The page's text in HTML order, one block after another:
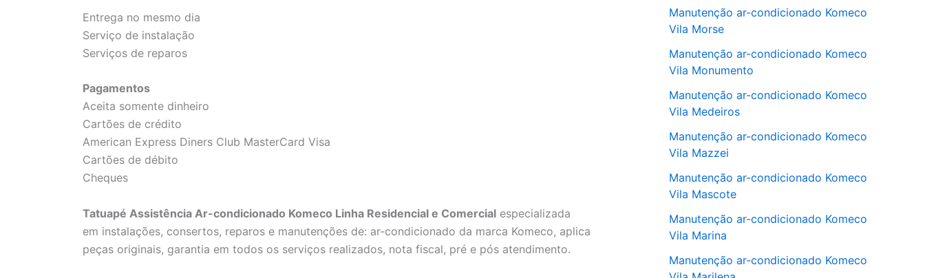
Entrega no mesmo dia
Serviço de instalação
Serviços de reparos
Pagamentos
Aceita somente dinheiro
Cartões de crédito
American Express Diners Club MasterCard Visa
Cartões de débito
Cheques
Tatuapé Assistência Ar-condicionado Komeco Linha Residencial e Comercial especializada
em instalações, consertos, reparos e manutenções de: ar-condicionado da marca Komeco, aplica
peças originais, garantia em todos os serviços realizados, nota fiscal, pré e pós atendimento.
Manutenção ar-condicionado Komeco
Vila Morse
Manutenção ar-condicionado Komeco
Vila Monumento
Manutenção ar-condicionado Komeco
Vila Medeiros
Manutenção ar-condicionado Komeco
Vila Mazzei
Manutenção ar-condicionado Komeco
Vila Mascote
Manutenção ar-condicionado Komeco
Vila Marina
Manutenção ar-condicionado Komeco